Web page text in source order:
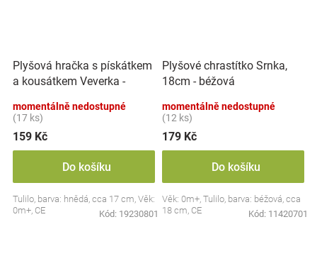
Plyšová hračka s pískátkem
a kousátkem Veverka -
momentálně nedostupné
(17 ks)
159 Kč
Do košíku
Tulilo, barva: hnědá, cca 17 cm, Věk:
0m+, CE
Kód: 19230801
Plyšové chrastítko Srnka,
18cm - béžová
momentálně nedostupné
(12 ks)
179 Kč
Do košíku
Věk: 0m+, Tulilo, barva: béžová, cca
18 cm, CE
Kód: 11420701